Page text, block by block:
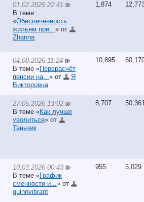
01.02.2025 22:41
В теме
«Обеспеченность
жильем при... » от
Zhanna
1,874
04.08.2026 11:24
В теме «Перерасчёт
пенсии на... » от
Я
Викторовна
10,895
27.05.2026 13:02
В теме «Как лучше
уволиться» от
Таньчик
8,707
10.03.2026 00:43
В теме «График
сменности и... » от
quinnvibrant
955 5,029